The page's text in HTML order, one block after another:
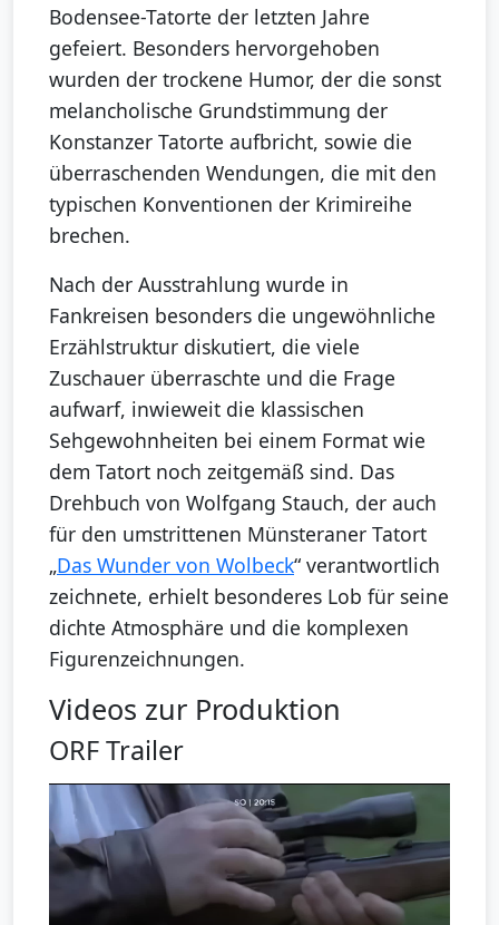
Bodensee-Tatorte der letzten Jahre
gefeiert. Besonders hervorgehoben
wurden der trockene Humor, der die sonst
melancholische Grundstimmung der
Konstanzer Tatorte aufbricht, sowie die
überraschenden Wendungen, die mit den
typischen Konventionen der Krimireihe
brechen.
Nach der Ausstrahlung wurde in
Fankreisen besonders die ungewöhnliche
Erzählstruktur diskutiert, die viele
Zuschauer überraschte und die Frage
aufwarf, inwieweit die klassischen
Sehgewohnheiten bei einem Format wie
dem Tatort noch zeitgemäß sind. Das
Drehbuch von Wolfgang Stauch, der auch
für den umstrittenen Münsteraner Tatort
„Das Wunder von Wolbeck“ verantwortlich
zeichnete, erhielt besonderes Lob für seine
dichte Atmosphäre und die komplexen
Figurenzeichnungen.
Videos zur Produktion
ORF Trailer